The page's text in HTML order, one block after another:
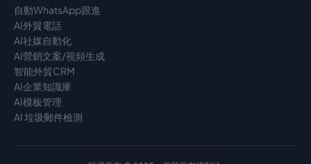
自動WhatsApp跟進
AI外貿電話
AI社媒自動化
AI營銷文案/視頻生成
智能外貿CRM
AI企業知識庫
AI模板管理
AI 垃圾郵件檢測